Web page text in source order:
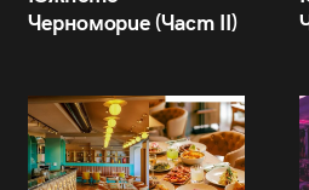
Черноморие (Част II)